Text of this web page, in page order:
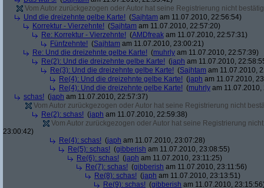
Vom Autor zurückgezogen oder Autor hat seine Registrierung nicht
Und die dreizehnte gelbe Karte! (Sajhtam am 11.07.2010, 22:56:54)
Korrektur - Vierzehnte! (Sajhtam am 11.07.2010, 22:57:20)
Re: Korrektur - Vierzehnte! (AMDfreak am 11.07.2010, 22:57:31)
Fünfzehnte! (Sajhtam am 11.07.2010, 23:00:21)
Re: Und die dreizehnte gelbe Karte! (muhrly am 11.07.2010, 22:57:39)
Re(2): Und die dreizehnte gelbe Karte! (japh am 11.07.2010,
Re(3): Und die dreizehnte gelbe Karte! (Sajhtam am 11.07.2010,
Re(4): Und die dreizehnte gelbe Karte! (japh am 11.07.2010,
Re(4): Und die dreizehnte gelbe Karte! (muhrly am 11.07.2010,
schas! (japh am 11.07.2010, 22:57:37)
Vom Autor zurückgezogen oder Autor hat seine Registrierung nicht
Re(2): schas! (japh am 11.07.2010, 22:59:38)
Vom Autor zurückgezogen oder Autor hat seine Registrierung
23:00:42)
Re(4): schas! (japh am 11.07.2010, 23:07:28)
Re(5): schas! (gibberish am 11.07.2010, 23:08:55)
Re(6): schas! (japh am 11.07.2010, 23:11:25)
Re(7): schas! (gibberish am 11.07.2010, 23:11:56)
Re(8): schas! (japh am 11.07.2010, 23:13:51)
Re(9): schas! (gibberish am 11.07.2010,